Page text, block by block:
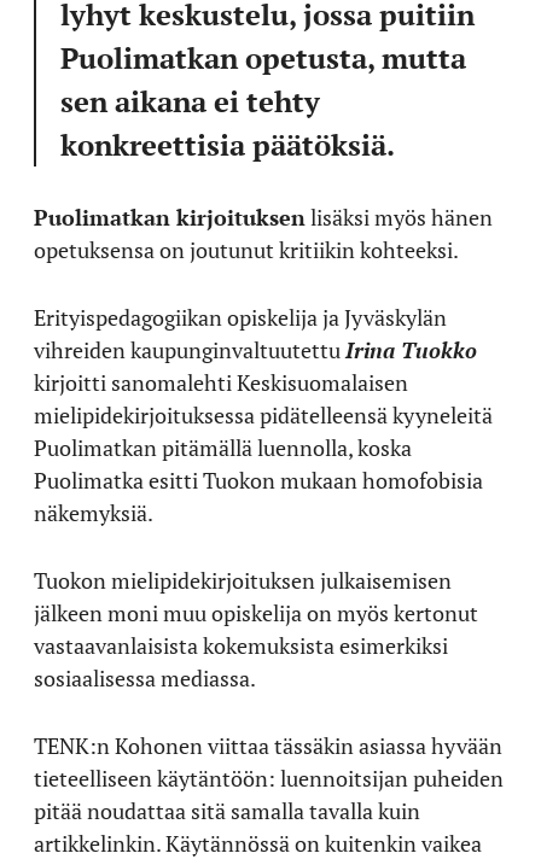
lyhyt keskustelu, jossa puitiin
Puolimatkan opetusta, mutta
sen aikana ei tehty
konkreettisia päätöksiä.
Puolimatkan kirjoituksenlisäksi myös hänen
opetuksensa on joutunut kritiikin kohteeksi.
Erityispedagogiikan opiskelija ja Jyväskylän
vihreiden kaupunginvaltuutettuIrina Tuokko
kirjoitti sanomalehti Keskisuomalaisen
mielipidekirjoituksessa pidätelleensä kyyneleitä
Puolimatkan pitämällä luennolla, koska
Puolimatka esitti Tuokon mukaan homofobisia
näkemyksiä.
Tuokon mielipidekirjoituksen julkaisemisen
jälkeen moni muu opiskelija on myös kertonut
vastaavanlaisista kokemuksista esimerkiksi
sosiaalisessa mediassa.
TENK:n Kohonen viittaa tässäkin asiassa hyvään
tieteelliseen käytäntöön: luennoitsijan puheiden
pitää noudattaa sitä samalla tavalla kuin
artikkelinkin. Käytännössä on kuitenkin vaikea